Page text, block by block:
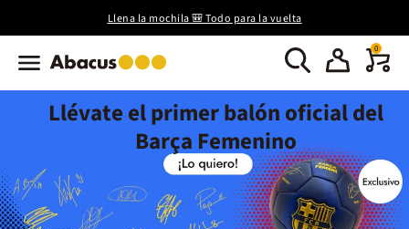
Llena la mochila 🎒 Todo para la vuelta
0
Llévate el primer balón oficial del
Barça Femenino